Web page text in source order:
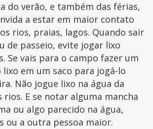
do verão, e também das férias,
a estar em maior contato
rios, praias, lagos. Quando sair
de passeio, evite jogar lixo
Se vais para o campo fazer um
em um saco para jogá-lo
Não jogue lixo na água da
rios. E se notar alguma mancha
ou algo parecido na água,
ou a outra pessoa maior.